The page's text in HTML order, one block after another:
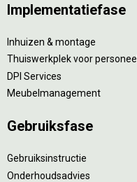
Implementatiefase
Inhuizen & montage
Thuiswerkplek voor personeel
DPI Services
Meubelmanagement
Gebruiksfase
Gebruiksinstructie
Onderhoudsadvies